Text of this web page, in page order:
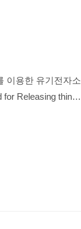
이용한 유기전자소
for Releasing thin
Organic